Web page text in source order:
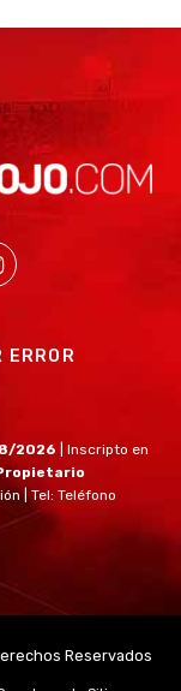
ERROR
2026
| Inscripto en
| Tel: Teléfono
Reservados